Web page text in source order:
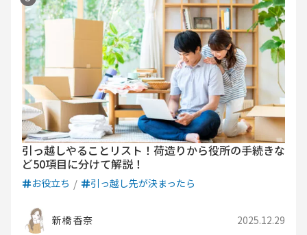
引っ越しやることリスト！荷造りから役所の手続きな
ど50項目に分けて解説！
お役立ち 引っ越し先が決まったら
新橋 香奈 2025.12.29